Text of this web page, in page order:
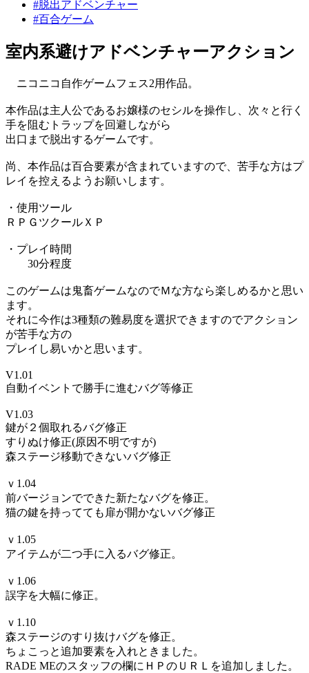
#脱出アドベンチャー
#百合ゲーム
室内系避けアドベンチャーアクション
ニコニコ自作ゲームフェス2用作品。
本作品は主人公であるお嬢様のセシルを操作し、次々と行く
手を阻むトラップを回避しながら
出口まで脱出するゲームです。
尚、本作品は百合要素が含まれていますので、苦手な方はプ
レイを控えるようお願いします。
・使用ツール
ＲＰＧツクールＸＰ
・プレイ時間
30分程度
このゲームは鬼畜ゲームなのでＭな方なら楽しめるかと思い
ます。
それに今作は3種類の難易度を選択できますのでアクション
が苦手な方の
プレイし易いかと思います。
V1.01
自動イベントで勝手に進むバグ等修正
V1.03
鍵が２個取れるバグ修正
すりぬけ修正(原因不明ですが)
森ステージ移動できないバグ修正
ｖ1.04
前バージョンでできた新たなバグを修正。
猫の鍵を持ってても扉が開かないバグ修正
ｖ1.05
アイテムが二つ手に入るバグ修正。
ｖ1.06
誤字を大幅に修正。
ｖ1.10
森ステージのすり抜けバグを修正。
ちょこっと追加要素を入れときました。
RADE MEのスタッフの欄にＨＰのＵＲＬを追加しました。